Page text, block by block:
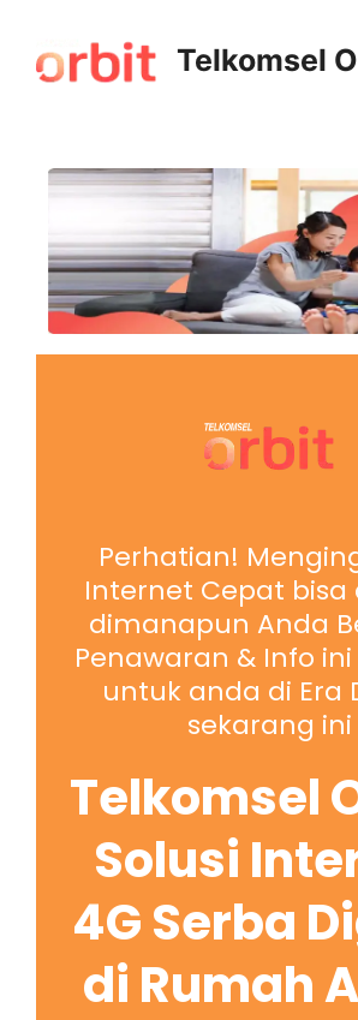
Telkomsel
Perhatian!
Internet Cepat bisa
dimanapun Anda
Penawaran & Info
untuk anda di Era
sekarang ini
Telkomsel
Solusi
4G Serba
di Rumah